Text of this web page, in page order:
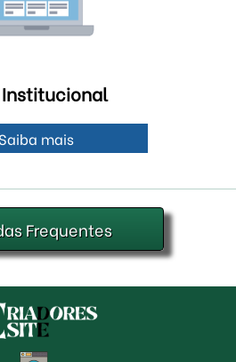
Saiba mais
Frequentes